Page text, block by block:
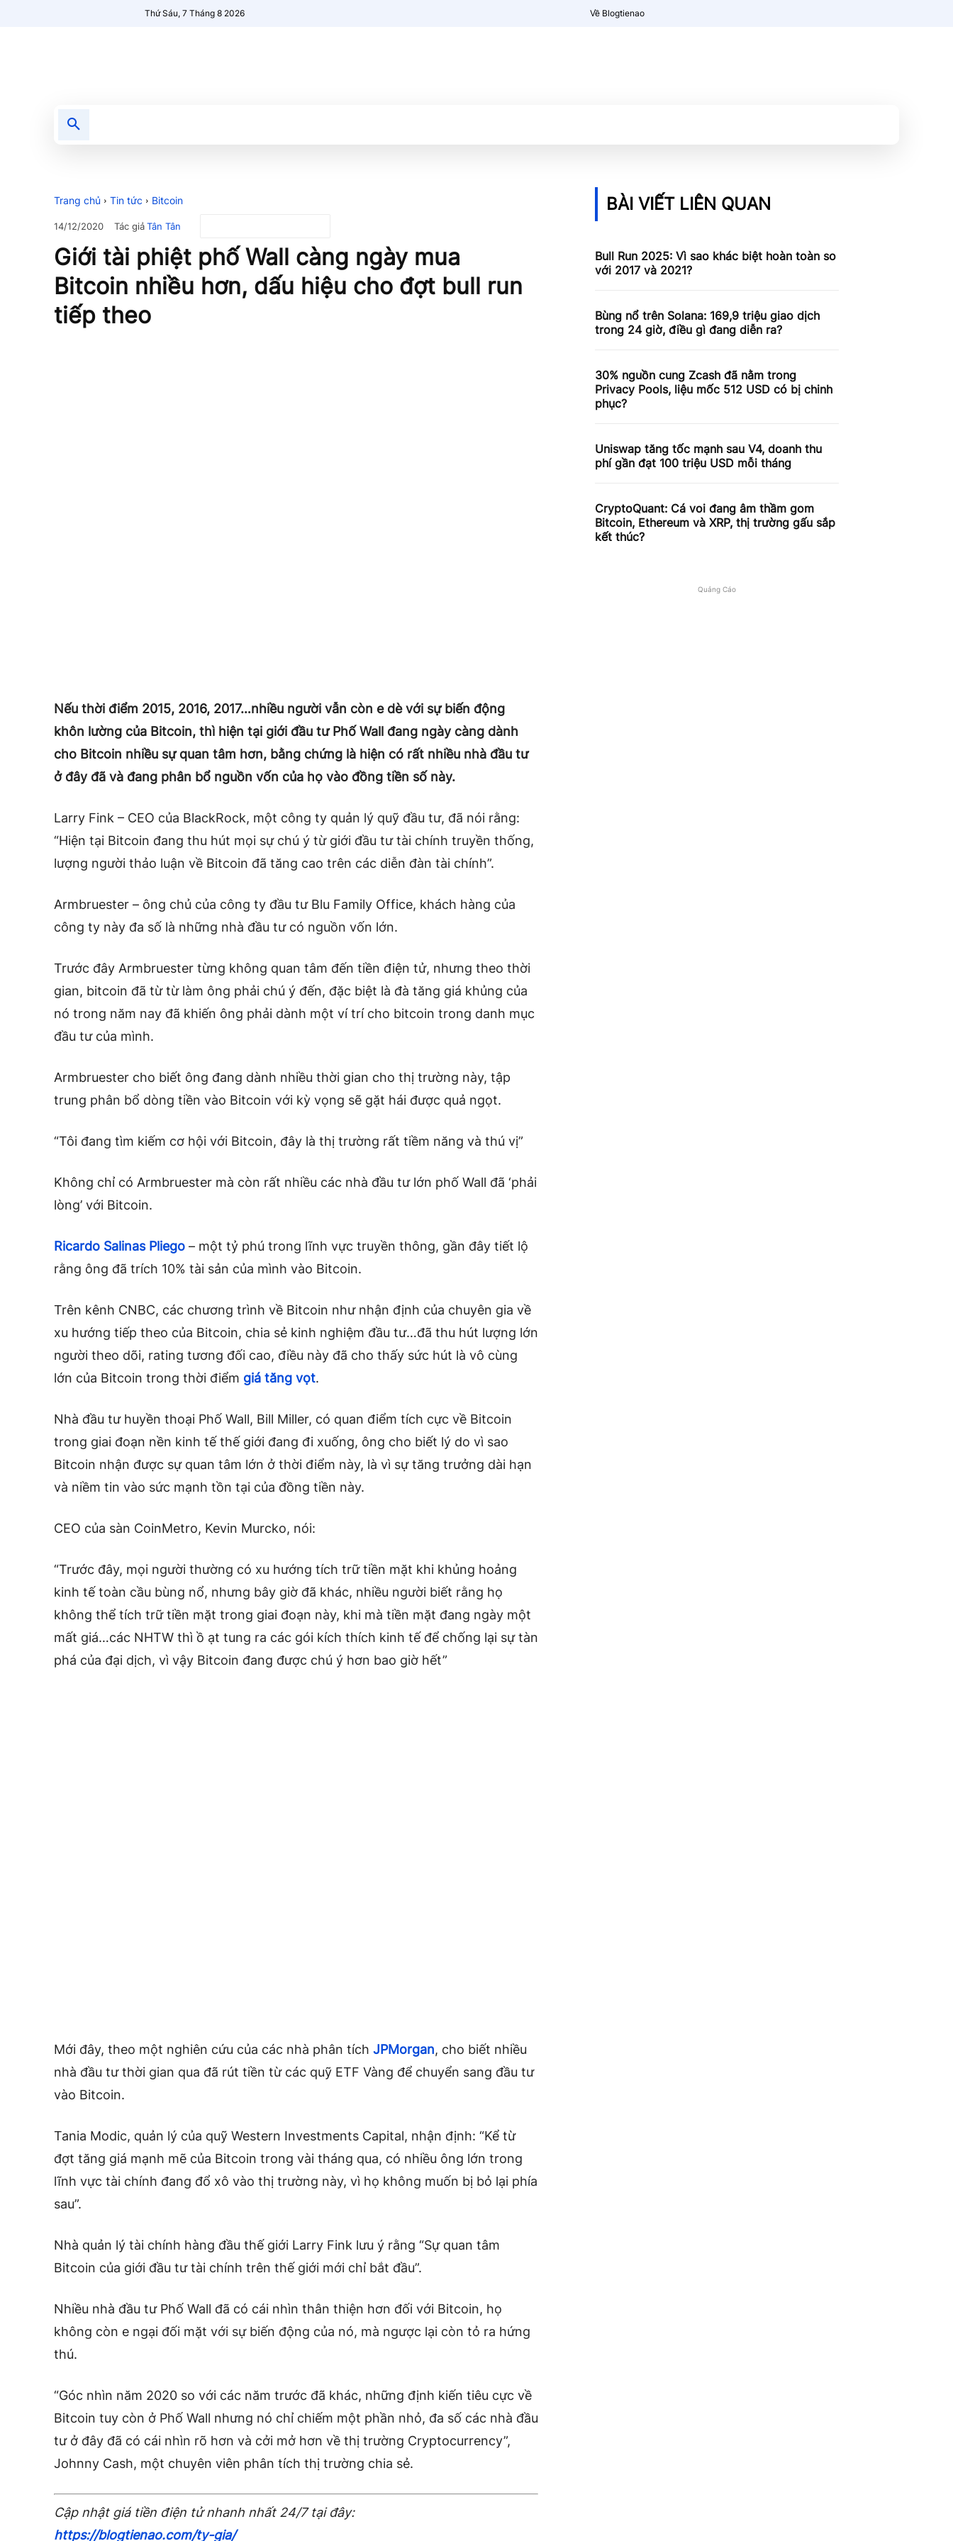
Thứ Sáu, 7 Tháng 8 2026 Về Blogtienao
Trang chủ Tin tức Bitcoin
14/12/2020 Tác giảTân Tân
Giới tài phiệt phố Wall càng ngày mua
Bitcoin nhiều hơn, dấu hiệu cho đợt bull run
tiếp theo
Nếu thời điểm 2015, 2016, 2017…nhiều người vẫn còn e dè với sự biến động
khôn lường của Bitcoin, thì hiện tại giới đầu tư Phố Wall đang ngày càng dành
cho Bitcoin nhiều sự quan tâm hơn, bằng chứng là hiện có rất nhiều nhà đầu tư
ở đây đã và đang phân bổ nguồn vốn của họ vào đồng tiền số này.
Larry Fink – CEO của BlackRock, một công ty quản lý quỹ đầu tư, đã nói rằng:
“Hiện tại Bitcoin đang thu hút mọi sự chú ý từ giới đầu tư tài chính truyền thống,
lượng người thảo luận về Bitcoin đã tăng cao trên các diễn đàn tài chính”.
Armbruester – ông chủ của công ty đầu tư Blu Family Office, khách hàng của
công ty này đa số là những nhà đầu tư có nguồn vốn lớn.
Trước đây Armbruester từng không quan tâm đến tiền điện tử, nhưng theo thời
gian, bitcoin đã từ từ làm ông phải chú ý đến, đặc biệt là đà tăng giá khủng của
nó trong năm nay đã khiến ông phải dành một ví trí cho bitcoin trong danh mục
đầu tư của mình.
Armbruester cho biết ông đang dành nhiều thời gian cho thị trường này, tập
trung phân bổ dòng tiền vào Bitcoin với kỳ vọng sẽ gặt hái được quả ngọt.
“Tôi đang tìm kiếm cơ hội với Bitcoin, đây là thị trường rất tiềm năng và thú vị”
Không chỉ có Armbruester mà còn rất nhiều các nhà đầu tư lớn phố Wall đã ‘phải
lòng’ với Bitcoin.
Ricardo Salinas Pliego – một tỷ phú trong lĩnh vực truyền thông, gần đây tiết lộ
rằng ông đã trích 10% tài sản của mình vào Bitcoin.
Trên kênh CNBC, các chương trình về Bitcoin như nhận định của chuyên gia về
xu hướng tiếp theo của Bitcoin, chia sẻ kinh nghiệm đầu tư…đã thu hút lượng lớn
người theo dõi, rating tương đối cao, điều này đã cho thấy sức hút là vô cùng
lớn của Bitcoin trong thời điểm giá tăng vọt.
Nhà đầu tư huyền thoại Phố Wall, Bill Miller, có quan điểm tích cực về Bitcoin
trong giai đoạn nền kinh tế thế giới đang đi xuống, ông cho biết lý do vì sao
Bitcoin nhận được sự quan tâm lớn ở thời điểm này, là vì sự tăng trưởng dài hạn
và niềm tin vào sức mạnh tồn tại của đồng tiền này.
CEO của sàn CoinMetro, Kevin Murcko, nói:
“Trước đây, mọi người thường có xu hướng tích trữ tiền mặt khi khủng hoảng
kinh tế toàn cầu bùng nổ, nhưng bây giờ đã khác, nhiều người biết rằng họ
không thể tích trữ tiền mặt trong giai đoạn này, khi mà tiền mặt đang ngày một
mất giá…các NHTW thì ồ ạt tung ra các gói kích thích kinh tế để chống lại sự tàn
phá của đại dịch, vì vậy Bitcoin đang được chú ý hơn bao giờ hết”
Mới đây, theo một nghiên cứu của các nhà phân tích JPMorgan, cho biết nhiều
nhà đầu tư thời gian qua đã rút tiền từ các quỹ ETF Vàng để chuyển sang đầu tư
vào Bitcoin.
Tania Modic, quản lý của quỹ Western Investments Capital, nhận định: “Kể từ
đợt tăng giá mạnh mẽ của Bitcoin trong vài tháng qua, có nhiều ông lớn trong
lĩnh vực tài chính đang đổ xô vào thị trường này, vì họ không muốn bị bỏ lại phía
sau”.
Nhà quản lý tài chính hàng đầu thế giới Larry Fink lưu ý rằng “Sự quan tâm
Bitcoin của giới đầu tư tài chính trên thế giới mới chỉ bắt đầu”.
Nhiều nhà đầu tư Phố Wall đã có cái nhìn thân thiện hơn đối với Bitcoin, họ
không còn e ngại đối mặt với sự biến động của nó, mà ngược lại còn tỏ ra hứng
thú.
“Góc nhìn năm 2020 so với các năm trước đã khác, những định kiến tiêu cực về
Bitcoin tuy còn ở Phố Wall nhưng nó chỉ chiếm một phần nhỏ, đa số các nhà đầu
tư ở đây đã có cái nhìn rõ hơn và cởi mở hơn về thị trường Cryptocurrency”,
Johnny Cash, một chuyên viên phân tích thị trường chia sẻ.
Cập nhật giá tiền điện tử nhanh nhất 24/7 tại đây:
https://blogtienao.com/ty-gia/
BÀI VIẾT LIÊN QUAN
Bull Run 2025: Vì sao khác biệt hoàn toàn so
với 2017 và 2021?
Bùng nổ trên Solana: 169,9 triệu giao dịch
trong 24 giờ, điều gì đang diễn ra?
30% nguồn cung Zcash đã nằm trong
Privacy Pools, liệu mốc 512 USD có bị chinh
phục?
Uniswap tăng tốc mạnh sau V4, doanh thu
phí gần đạt 100 triệu USD mỗi tháng
CryptoQuant: Cá voi đang âm thầm gom
Bitcoin, Ethereum và XRP, thị trường gấu sắp
kết thúc?
Quảng Cáo